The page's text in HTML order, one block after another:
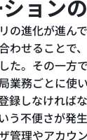
ョン
の進化が進ん
わせることで
た。その一方
業務ごとに使
録しなければ
う不便さが発
管理やアカウ